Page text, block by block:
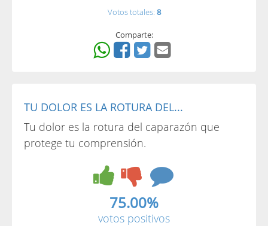
Votos totales: 8
Comparte:
TU DOLOR ES LA ROTURA DEL...
Tu dolor es la rotura del caparazón que
protege tu comprensión.
75.00%
votos positivos